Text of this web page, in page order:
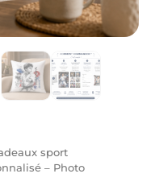
sport
– Photo